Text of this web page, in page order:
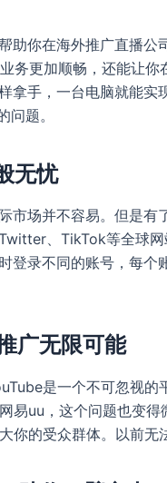
助你在海外推广直播公
务更加顺畅，还能让
拿手，一台电脑就能实
题。
无忧
市场并不容易。但是
、TikTok等全球
登录不同的账号，每个
广无限可能
是一个不可忽视
易uu，这个问题也变
你的受众群体。以前无